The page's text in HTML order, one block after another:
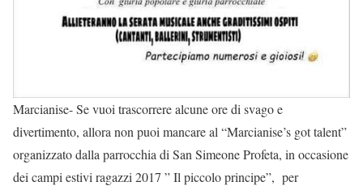
Marcianise- Se vuoi trascorrere alcune ore di svago e
divertimento, allora non puoi mancare al “Marcianise’s got talent”
organizzato dalla parrocchia di San Simeone Profeta, in occasione
dei campi estivi ragazzi 2017 ” Il piccolo principe”, per